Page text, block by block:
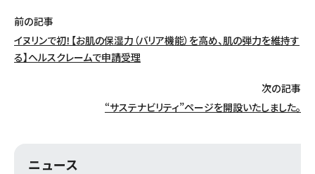
ニュース
前の記事
イヌリンで初！【お肌の保湿力（バリア機能）を高め、肌の弾力を維持す
る】ヘルスクレームで申請受理
次の記事
“サステナビリティ”ページを開設いたしました。